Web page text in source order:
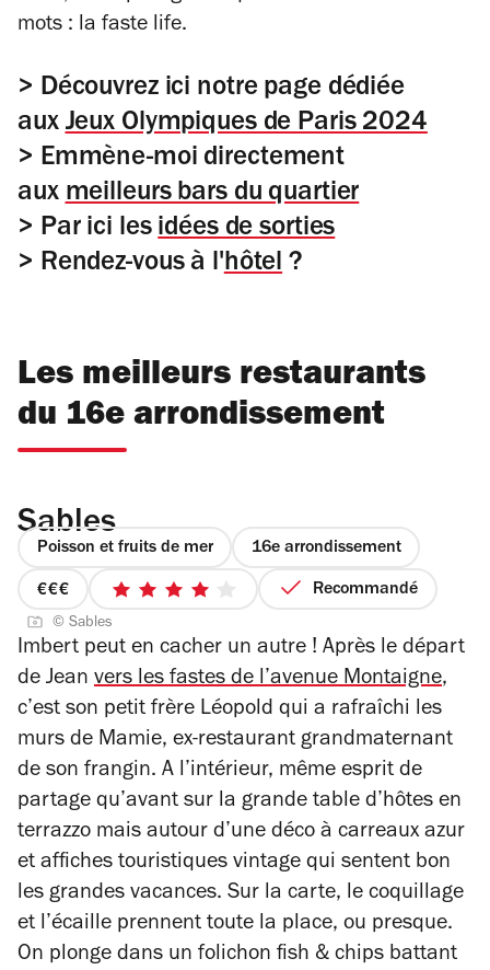
mots : la faste life.
> Découvrez ici notre page dédiée
aux Jeux Olympiques de Paris 2024
> Emmène-moi directement
aux meilleurs bars du quartier
> Par ici les idées de sorties
> Rendez-vous à l'hôtel ?
Les meilleurs restaurants
du 16e arrondissement
Sables
Poisson et fruits de mer 16e arrondissement
prix
3
sur
4
4
5
étoiles
Recommandé
© Sables
Imbert peut en cacher un autre ! Après le départ
de Jean vers les fastes de l’avenue Montaigne,
c’est son petit frère Léopold qui a rafraîchi les
murs de Mamie, ex-restaurant grandmaternant
de son frangin. A l’intérieur, même esprit de
partage qu’avant sur la grande table d’hôtes en
terrazzo mais autour d’une déco à carreaux azur
et affiches touristiques vintage qui sentent bon
les grandes vacances. Sur la carte, le coquillage
et l’écaille prennent toute la place, ou presque.
On plonge dans un folichon fish & chips battant